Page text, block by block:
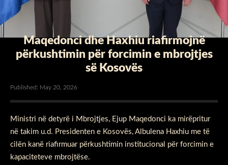
Maqedonci dhe Haxhiu riafirmojnë
përkushtimin për forcimin e mbrojtjes
së Kosovës
Published: May 20, 2026
Ministri në detyrë i Mbrojtjes, Ejup Maqedonci ka mirëpritur
në takim u.d. Presidenten e Kosovës, Albulena Haxhiu me të
cilën kanë riafirmuar përkushtimin institucional për forcimin e
kapaciteteve mbrojtëse.